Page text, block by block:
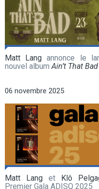
Matt Lang annonce le
nouvel album Ain’t That Bad
06 novembre 2025
Matt Lang et Klô
Premier Gala ADISQ 2025